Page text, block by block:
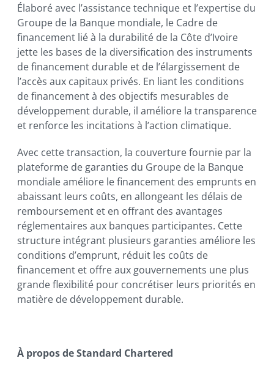
Élaboré avec l’assistance technique et l’expertise du
Groupe de la Banque mondiale, le Cadre de
financement lié à la durabilité de la Côte d’Ivoire
jette les bases de la diversification des instruments
de financement durable et de l’élargissement de
l’accès aux capitaux privés. En liant les conditions
de financement à des objectifs mesurables de
développement durable, il améliore la transparence
et renforce les incitations à l’action climatique.
Avec cette transaction, la couverture fournie par la
plateforme de garanties du Groupe de la Banque
mondiale améliore le financement des emprunts en
abaissant leurs coûts, en allongeant les délais de
remboursement et en offrant des avantages
réglementaires aux banques participantes. Cette
structure intégrant plusieurs garanties améliore les
conditions d’emprunt, réduit les coûts de
financement et offre aux gouvernements une plus
grande flexibilité pour concrétiser leurs priorités en
matière de développement durable.
À propos de Standard Chartered